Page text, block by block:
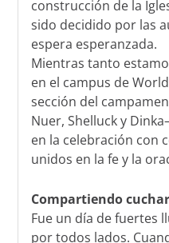
construcción de la
sido decidido por las
espera esperanzada.
Mientras tanto
en el campus de
sección del
Nuer, Shelluck y
en la celebración con
unidos en la fe y la
Compartiendo
Fue un día de fuertes
por todos lados.